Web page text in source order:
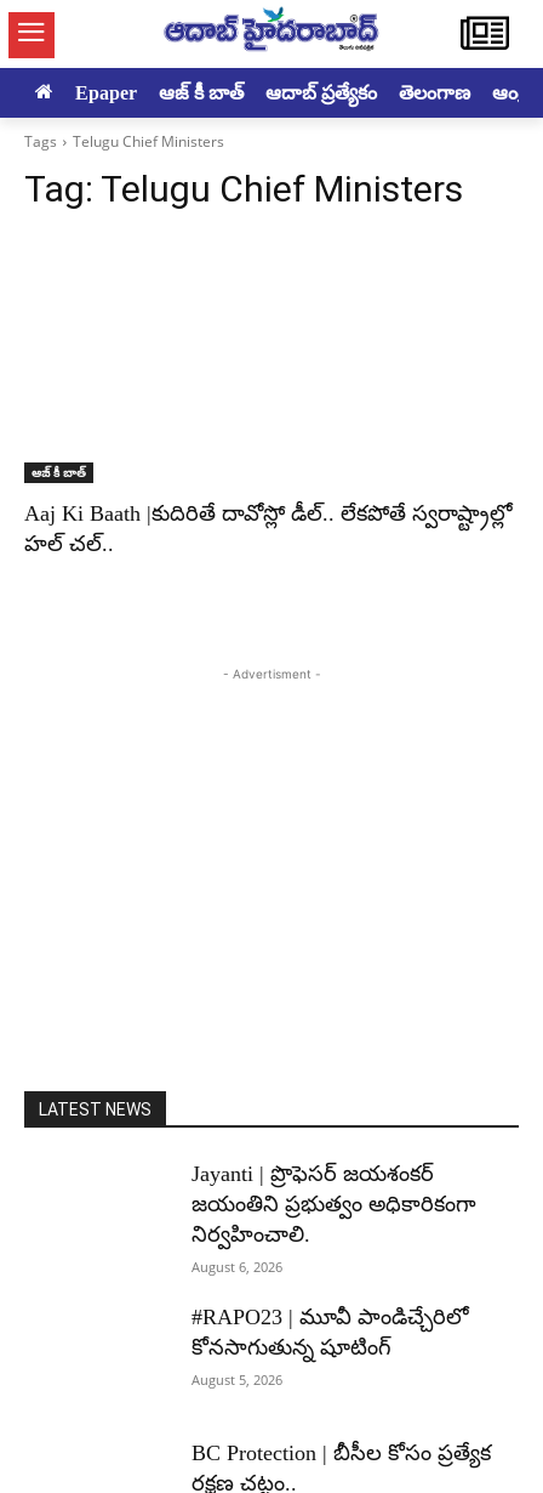
Epaper ఆజ్ కీ బాత్ ఆదాబ్ ప్రత్యేకం తెలంగాణ
Tags Telugu Chief Ministers
Tag: Telugu Chief Ministers
ఆజ్ కీ బాత్
Aaj Ki Baath |కుదిరితే దావోస్లో డీల్.. లేకపోతే స్వరాష్ట్రాల్లో
హల్ చల్..
- Advertisment -
LATEST NEWS
Jayanti | ప్రొఫెసర్ జయశంకర్
జయంతిని ప్రభుత్వం అధికారికంగా
నిర్వహించాలి.
August 6, 2026
#RAPO23 | మూవీ పాండిచ్చేరిలో
కోనసాగుతున్న షూటింగ్
August 5, 2026
BC Protection | బీసీల కోసం ప్రత్యేక
రక్షణ చట్టం..